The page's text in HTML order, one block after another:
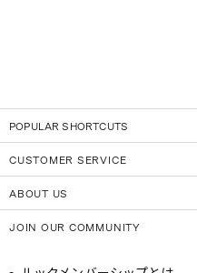
POPULAR SHORTCUTS
CUSTOMER SERVICE
ABOUT US
JOIN OUR COMMUNITY